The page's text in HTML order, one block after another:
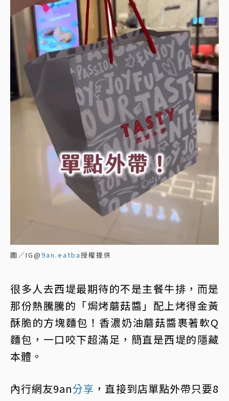
圖／IG@9an.eatba授權提供
很多人去西堤最期待的不是主餐牛排，而是
那份熱騰騰的「焗烤蘑菇醬」配上烤得金黃
酥脆的方塊麵包！香濃奶油蘑菇醬裹著軟Q
麵包，一口咬下超滿足，簡直是西堤的隱藏
本體。
內行網友9an分享 ，直接到店單點外帶只要8